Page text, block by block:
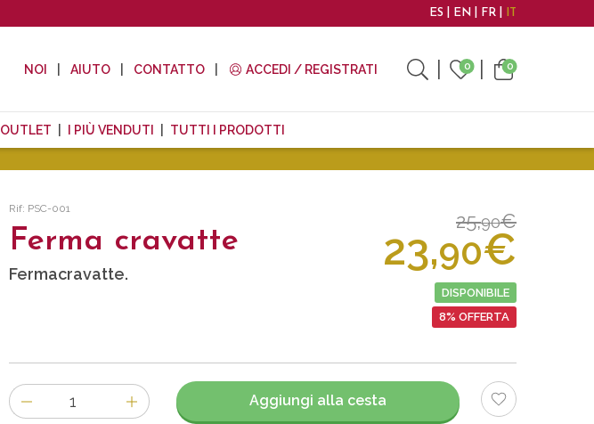
ES EN FR IT
NOI AIUTO CONTATTO ACCEDI / REGISTRATI 0 0
OUTLET I PIÙ VENDUTI TUTTI I PRODOTTI
Rif: PSC-001
Ferma cravatte
Fermacravatte.
25,90€
23,90€
DISPONIBILE
8% OFFERTA
Numero
di
Aggiungi alla cesta